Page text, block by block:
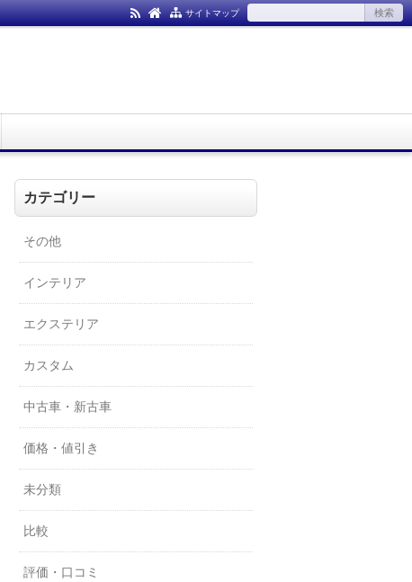
サイトマップ
カテゴリー
その他
インテリア
エクステリア
カスタム
中古車・新古車
価格・値引き
未分類
比較
評価・口コミ